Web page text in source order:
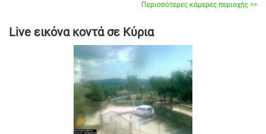
Περισσότερες κάμερες περιοχής >>
Live εικόνα κοντά σε Κύρια